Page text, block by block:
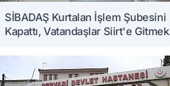
SİBADAŞ Kurtalan İşlem Şubesini
Kapattı, Vatandaşlar Siirt'e Gitmek